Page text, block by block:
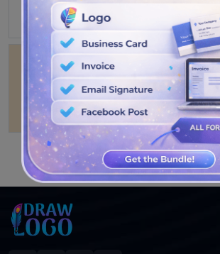
VEJA MAIS PROJETOS